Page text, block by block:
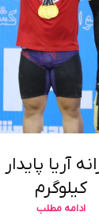
کیلوگرم
ادامه مطلب